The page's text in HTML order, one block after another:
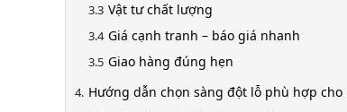
Vật tư chất lượng
Giá cạnh tranh – báo giá nhanh
Giao hàng đúng hẹn
Hướng dẫn chọn sàng đột lỗ phù hợp cho